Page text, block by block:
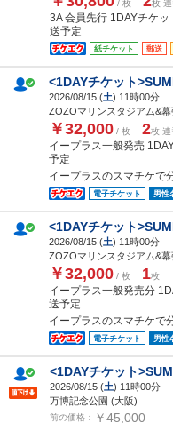
/ 枚 枚 連
3A 会員先行 1DAYチケ
送予定
紙チケット 郵送
<1DAYチケット
2026/08/15 (土) 11時00分
ZOZOマリンスタジアム&
￥32,000 / 枚 2枚 連
イープラス一般発売
予定
イープラスのスマチケで
電子チケット 男性
<1DAYチケット
2026/08/15 (土) 11時00分
ZOZOマリンスタジアム&
￥32,000 / 枚 1枚
イープラス一般発売分
送予定
イープラスのスマチケで
電子チケット 男性
<1DAYチケット
2026/08/15 (土) 11時00分
万博記念公園 (大阪)
前の価格： ￥45,000